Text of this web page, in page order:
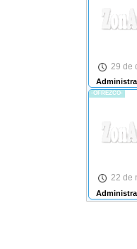
29 de
-OFREZCO-
22 de